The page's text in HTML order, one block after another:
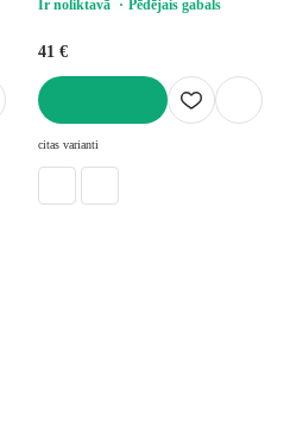
Ir noliktavā Pēdējais gabals
41 €
citas varianti